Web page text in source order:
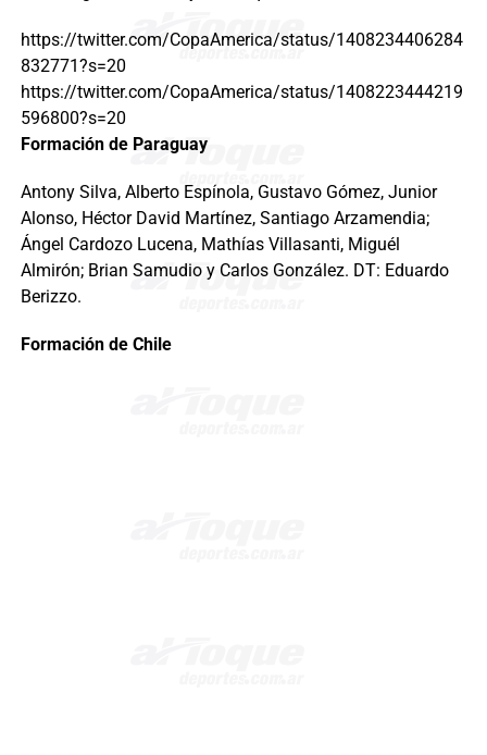
https://twitter.com/CopaAmerica/status/1408234406284
832771?s=20
https://twitter.com/CopaAmerica/status/1408223444219
596800?s=20
Formación de Paraguay
Antony Silva, Alberto Espínola, Gustavo Gómez, Junior
Alonso, Héctor David Martínez, Santiago Arzamendia;
Ángel Cardozo Lucena, Mathías Villasanti, Miguél
Almirón; Brian Samudio y Carlos González. DT: Eduardo
Berizzo.
Formación de Chile